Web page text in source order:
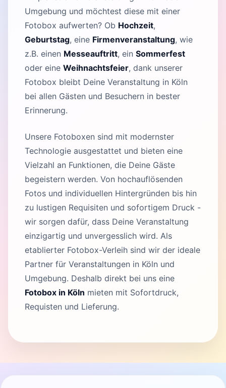
Umgebung und möchtest diese mit einer
Fotobox aufwerten? Ob Hochzeit,
Geburtstag, eine Firmenveranstaltung, wie
z.B. einen Messeauftritt, ein Sommerfest
oder eine Weihnachtsfeier, dank unserer
Fotobox bleibt Deine Veranstaltung in Köln
bei allen Gästen und Besuchern in bester
Erinnerung.
Unsere Fotoboxen sind mit modernster
Technologie ausgestattet und bieten eine
Vielzahl an Funktionen, die Deine Gäste
begeistern werden. Von hochauflösenden
Fotos und individuellen Hintergründen bis hin
zu lustigen Requisiten und sofortigem Druck -
wir sorgen dafür, dass Deine Veranstaltung
einzigartig und unvergesslich wird. Als
etablierter Fotobox-Verleih sind wir der ideale
Partner für Veranstaltungen in Köln und
Umgebung. Deshalb direkt bei uns eine
Fotobox in Köln mieten mit Sofortdruck,
Requisten und Lieferung.